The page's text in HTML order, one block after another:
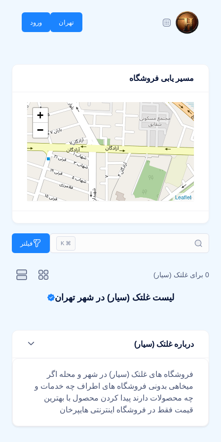
تهران ورود
مسیر یابی فروشگاه
+
−
Leaflet
⌘ K فیلتر
0 برای غلتک (سیار)
لیست غلتک (سیار) در شهر تهران
درباره غلتک (سیار)
فروشگاه های غلتک (سیار) در شهر و محله اگر
میخاهی بدونی فروشگاه های اطراف چه خدمات و
چه محصولات دارند پیدا کردن محصول با بهترین
قیمت فقط در فروشگاه اینترنتی هایپرخان